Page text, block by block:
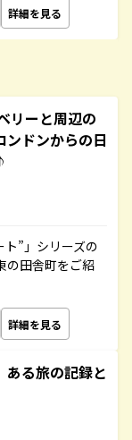
詳細を見る
リーと周辺の
ンドンからの日
”」シリーズの
の田舎町をご紹
詳細を見る
る旅の記録と